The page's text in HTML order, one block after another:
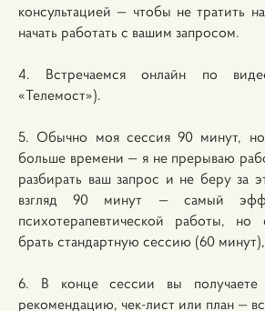
консультацией — чтобы не тратить
начать работать с вашим запросом.
4. Встречаемся онлайн по
«Телемост»).
5. Обычно моя сессия 90 минут, но
больше времени — я не прерываю
разбирать ваш запрос и не беру за
взгляд 90 минут — самый
психотерапевтической работы,
брать стандартную сессию (60
6. В конце сессии вы получаете
рекомендацию, чек-лист или план —